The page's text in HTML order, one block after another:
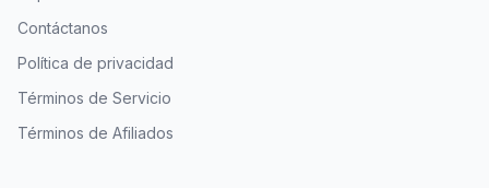
Contáctanos
Política de privacidad
Términos de Servicio
Términos de Afiliados